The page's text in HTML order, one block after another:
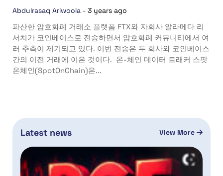
Abdulrasaq Ariwoola - 3 years ago
파산한 암호화폐 거래소 플랫폼 FTX와 자회사 알라메다 리
서치가 코인베이스로 전송하면서 암호화폐 커뮤니티에서 여
러 추측이 제기되고 있다. 이번 전송은 두 회사와 코인베이스
간의 이전 거래에 이은 것이다. 온-체인 데이터 트래커 스팟
온체인(SpotOnChain)은...
Latest news View More